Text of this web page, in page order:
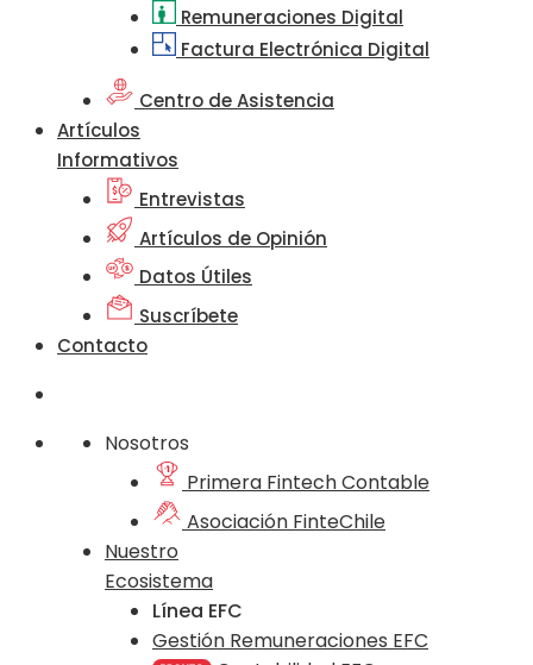
Remuneraciones Digital
Factura Electrónica Digital
Centro de Asistencia
Artículos
Informativos
Entrevistas
Artículos de Opinión
Datos Útiles
Suscríbete
Contacto
Nosotros
Primera Fintech Contable
Asociación FinteChile
Nuestro
Ecosistema
Línea EFC
Gestión Remuneraciones EFC